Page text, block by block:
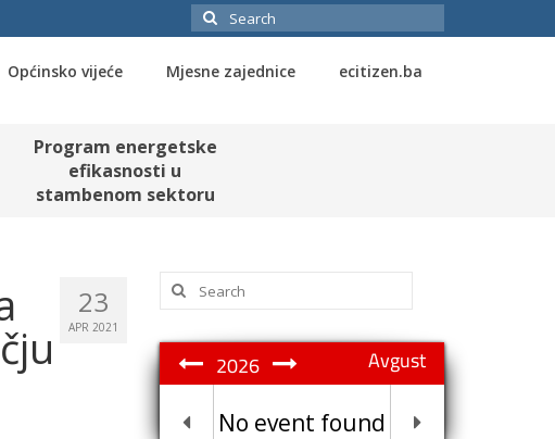
Search
for:
Općinsko vijeće Mjesne zajednice ecitizen.ba
Program energetske
efikasnosti u
stambenom sektoru
23
APR 2021
Search
for:
Avgust
2026
No event found